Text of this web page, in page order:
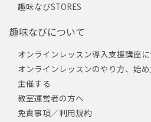
趣味なびSTORES
趣味なびについて
オンラインレッスン導入支援講座
オンラインレッスンのやり方、始
主催する
教室運営者の方へ
免責事項／利用規約